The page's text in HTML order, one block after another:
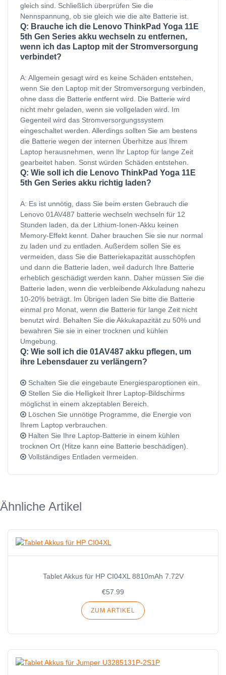
gleich sind. Schließlich überprüfen Sie die
Nennspannung, ob sie gleich wie die alte Batterie ist.
Q: Brauche ich die Lenovo ThinkPad Yoga 11E
5th Gen Series akku wechseln zu entfernen,
wenn ich das Laptop mit der Stromversorgung
verbindet?
A: Allgemein gesagt wird es keine Schäden entstehen,
wenn Sie den Laptop mit der Stromversorgung verbinden,
ohne dass die Batterie entfernt wird. Die Batterie wird
nicht mehr geladen, wenn sie vollgeladen wird. Im
Gegenteil wird das Stromversorgungssystem
eingeschaltet werden. Allerdings sollten Sie am bestens
die Batterie wegen der internen Überhitze aus Ihrem
Laptop herausnehmen, wenn Ihr Laptop für lange Zeit
gearbeitet haben. Sonst würden Schäden entstehen.
Q: Wie soll ich die Lenovo ThinkPad Yoga 11E
5th Gen Series akku richtig laden?
A: Es ist unnötig, dass Sie beim ersten Gebrauch die
Lenovo 01AV487 batterie wechseln wechseln für 12
Stunden laden, da der Lithium-Ionen-Akku keinen
Memory-Effekt kennt. Daher brauchen Sie sie nur normal
zu laden und zu entladen. Außerdem sollen Sie es
vermeiden, dass Sie die Batteriekapazität ausschöpfen
und dann die Batterie laden, weil dadurch Ihre Batterie
erheblich geschädigt werden kann. Daher müssen Sie die
Batterie laden, wenn die verbleibende Akkuladung nahezu
10-20% beträgt. Im Übrigen laden Sie bitte die Batterie
einmal pro Monat, wenn die Batterie für lange Zeit nicht
benutzt wird. Behalten Sie die Akkukapazität zu 50% und
bewahren Sie sie in einer trocknen und kühlen
Umgebung.
Q: Wie soll ich die 01AV487 akku pflegen, um
ihre Lebensdauer zu verlängern?
Schalten Sie die eingebaute Energiesparoptionen ein.
Stellen Sie die Helligkeit Ihrer Laptop-Bildschirms
möglichst in einem akzeptablen Bereich.
Löschen Sie unnötige Programme, die Energie von
Ihrem Laptop verbrauchen.
Halten Sie Ihre Laptop-Batterie in einem kühlen
trocknen Ort (Hitze kann eine Batterie beschädigen).
Vollständiges Entladen vermeiden.
Ähnliche Artikel
Tablet Akkus für HP CI04XL 8810mAh 7.72V
€57.99
ZUM ARTIKEL